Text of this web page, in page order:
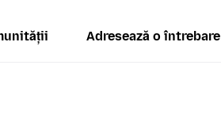
Adresează o întrebare